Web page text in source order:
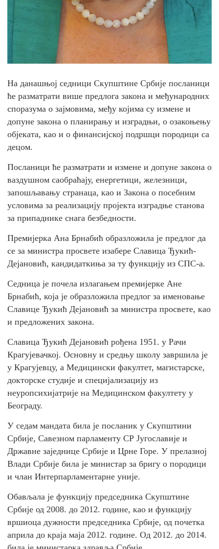
На данашњој седници Скупштине Србије посланици
ће разматрати више предлога закона и међународних
споразума о зајмовима, међу којима су измене и
допуне закона о планирању и изградњи, о озакоњењу
објеката, као и о финансијској подршци породици са
децом.
Посланици ће разматрати и измене и допуне закона о
ваздушном саобраћају, енергетици, железници,
запошљавању странаца, као и Закона о посебним
условима за реализацију пројекта изградње станова
за припаднике снага безбедности.
Премијерка Ана Брнабић образложила је предлог да
се за министра просвете изабере Славица Ђукић-
Дејановић, кандидаткиња за ту функцију из СПС-а.
Седница је почела излагањем премијерке Ане
Брнабић, која је образложила предлог за именовање
Славице Ђукић Дејановић за министра просвете, као
и предложених закона.
Славица Ђукић Дејановић рођена 1951. у Рачи
Крагујевачкој. Основну и средњу школу завршила је
у Крагујевцу, а Медицински факултет, магистарске,
докторске студије и специјализацију из
неуропсихијатрије на Медицинском факултету у
Београду.
У седам мандата била је посланик у Скупштини
Србије, Савезном парламенту СР Југославије и
Државне заједнице Србије и Црне Горе. У прелазној
Влади Србије била је министар за бригу о породици
и члан Интерпарламентарне уније.
Обављала је функцију председника Скупштине
Србије од 2008. до 2012. године, као и функцију
вршиоца дужности председника Србије, од почетка
априла до краја маја 2012. године. Од 2012. до 2014.